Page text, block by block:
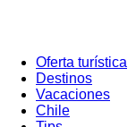
Oferta turística
Destinos
Vacaciones
Chile